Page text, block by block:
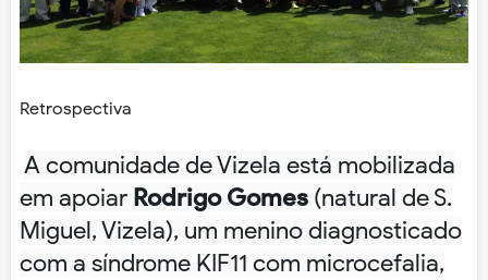
Retrospectiva
A comunidade de Vizela está mobilizada
em apoiar Rodrigo Gomes (natural de S.
Miguel, Vizela), um menino diagnosticado
com a síndrome KIF11 com microcefalia,